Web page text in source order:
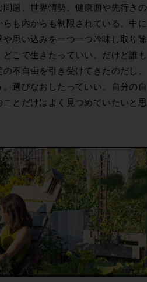
題、世界情勢、健康面や先行きの
も内からも制限されている。中に
思い込みを一つ一つ吟味し取り除
こで生きたっていい。だけど誰も
不自由を引き受けてきたのだし、
選びなおしたっていい。自分の自
とだけはよく見つめていたいと思